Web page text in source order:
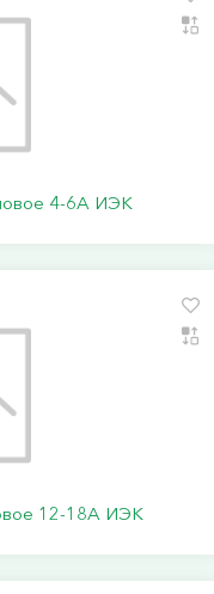
4-6А ИЭК
12-18А ИЭК